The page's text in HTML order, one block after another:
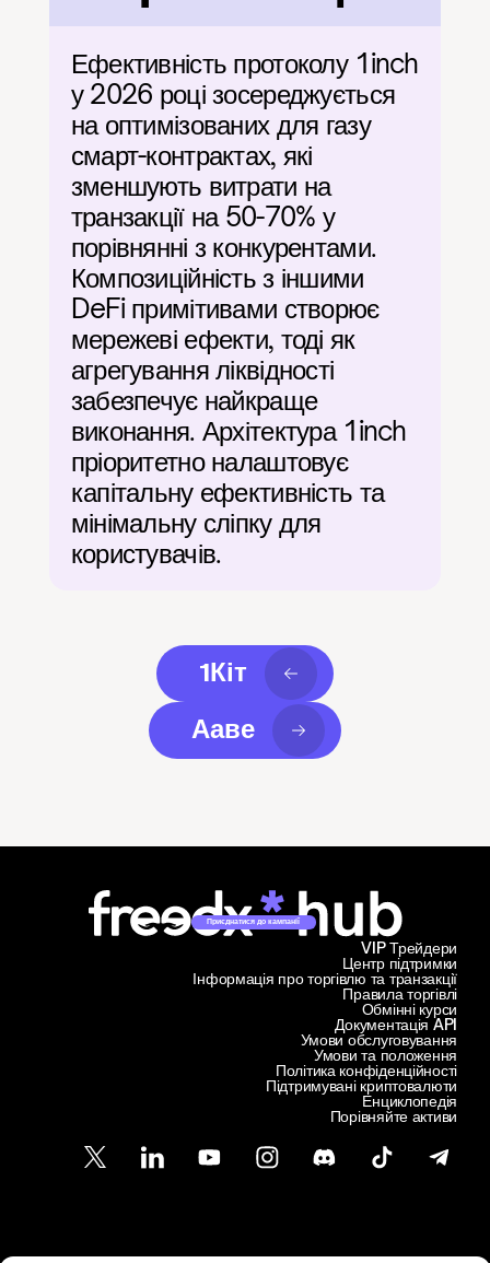
Ефективність протоколу 1inch
у 2026 році зосереджується
на оптимізованих для газу
смарт-контрактах, які
зменшують витрати на
транзакції на 50-70% у
порівнянні з конкурентами.
Композиційність з іншими
DeFi примітивами створює
мережеві ефекти, тоді як
агрегування ліквідності
забезпечує найкраще
виконання. Архітектура 1inch
пріоритетно налаштовує
капітальну ефективність та
мінімальну сліпку для
користувачів.
1Кіт
Ааве
Приєднатися до кампанії
Центр підтримки
Інформація про торгівлю та транзакції
VIP Трейдери
Правила торгівлі
Обмінні курси
Документація API
Умови обслуговування
Умови та положення
Політика конфіденційності
Підтримувані криптовалюти
Енциклопедія
Порівняйте активи